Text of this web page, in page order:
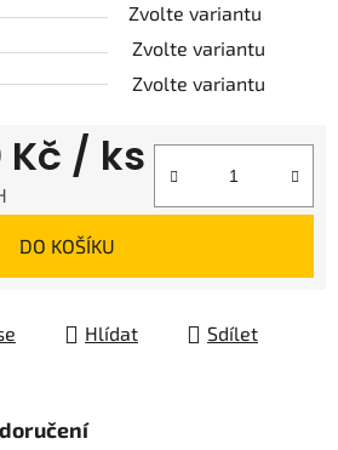
Zvolte variantu
Zvolte variantu
Zvolte variantu
Kč / ks
DO KOŠÍKU
Hlídat Sdílet